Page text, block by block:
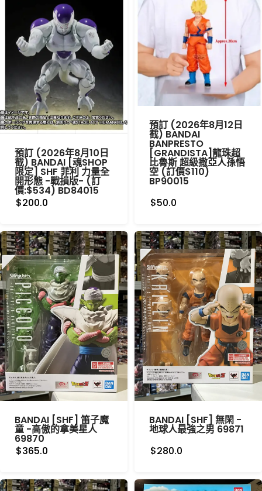
預訂 (2026年8月10日
截) BANDAI [魂SHOP
限定] SHF 菲利 力量全
開形態 -戰損版- (訂
價:$534) BD84015
$200.0
預訂 (2026年8月12日
截) BANDAI
BANPRESTO
[GRANDISTA]龍珠超
比魯斯 超級撒亞人孫悟
空 (訂價$110)
BP90015
$50.0
BANDAI [SHF] 笛子魔
童 -高傲的拿美星人
69870
$365.0
BANDAI [SHF] 無閑 -
地球人最強之男 69871
$280.0